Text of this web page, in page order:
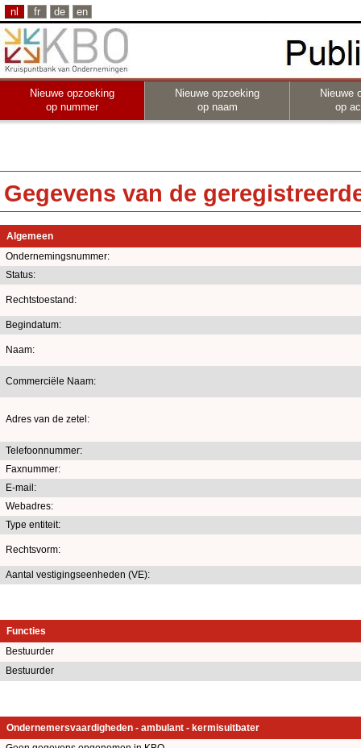
nl fr de en
Nieuwe opzoeking
op nummer
Nieuwe opzoeking
op naam
Nieuwe
op
Gegevens van de
Algemeen
Ondernemingsnummer:
Status:
Rechtstoestand:
Begindatum:
Naam:
Commerciële Naam:
Adres van de zetel:
Telefoonnummer:
Faxnummer:
E-mail:
Webadres:
Type entiteit:
Rechtsvorm:
Aantal vestigingseenheden (VE):
Functies
Bestuurder
Bestuurder
Ondernemersvaardigheden - ambulant - kermisuitbater